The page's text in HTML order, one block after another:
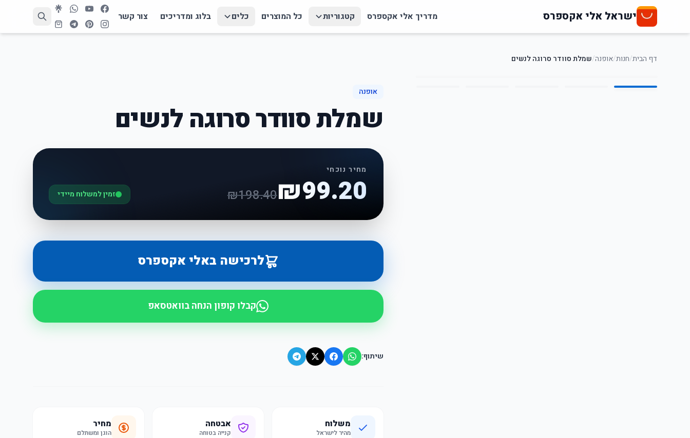
ישראל אלי אקספרס מדריך אלי אקספרס קטגוריות כל המוצרים כלים בלוג ומדריכים צור קשר
דף הבית/חנות/אופנה/שמלת סוודר סרוגה לנשים
1
/
5
אופנה
שמלת סוודר סרוגה לנשים
מחיר נוכחי
₪99.20
₪198.40 זמין למשלוח מיידי
לרכישה באלי אקספרס
קבלו קופון הנחה בוואטסאפ
שיתוף:
משלוח
מהיר לישראל
אבטחה
קנייה בטוחה
מחיר
הוגן ומשתלם